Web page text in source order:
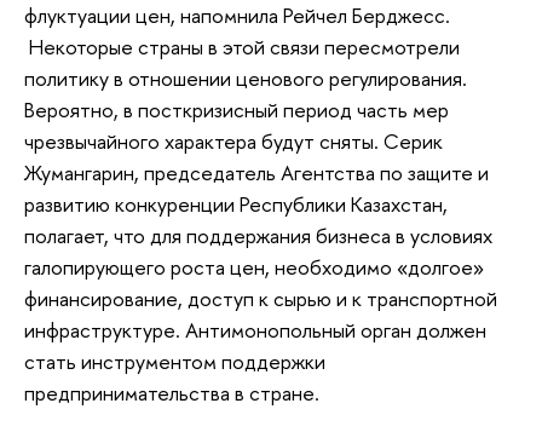
флуктуации цен, напомнила Рейчел Берджесс.
Некоторые страны в этой связи пересмотрели
политику в отношении ценового регулирования.
Вероятно, в посткризисный период часть мер
чрезвычайного характера будут сняты. Серик
Жумангарин, председатель Агентства по защите и
развитию конкуренции Республики Казахстан,
полагает, что для поддержания бизнеса в условиях
галопирующего роста цен, необходимо «долгое»
финансирование, доступ к сырью и к транспортной
инфраструктуре. Антимонопольный орган должен
стать инструментом поддержки
предпринимательства в стране.